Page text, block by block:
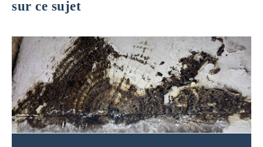
sur ce sujet